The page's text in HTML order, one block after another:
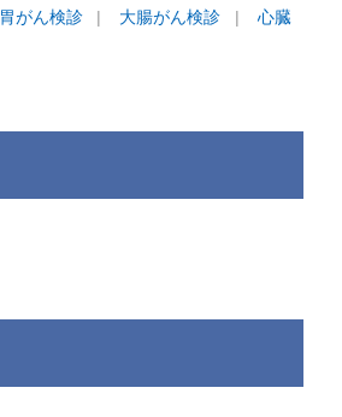
胃がん検診 大腸がん検診
心臓